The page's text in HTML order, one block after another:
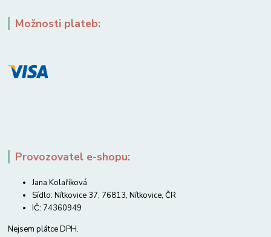
Možnosti plateb:
Provozovatel e-shopu:
Jana Kolaříková
Sídlo: Nítkovice 37, 76813, Nítkovice, ČR
IČ: 74360949
Nejsem plátce DPH.